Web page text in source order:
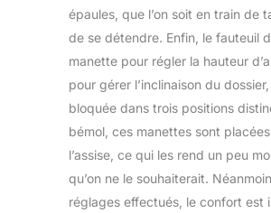
pour
travail
laquelle
chaise
subi
épaules, que l’on soit en train de
de se détendre. Enfin, le fauteuil
manette pour régler la hauteur
pour gérer l’inclinaison du
bloquée dans trois positions
bémol, ces manettes sont
l’assise, ce qui les rend un peu
qu’on ne le souhaiterait.
réglages effectués, le confort est